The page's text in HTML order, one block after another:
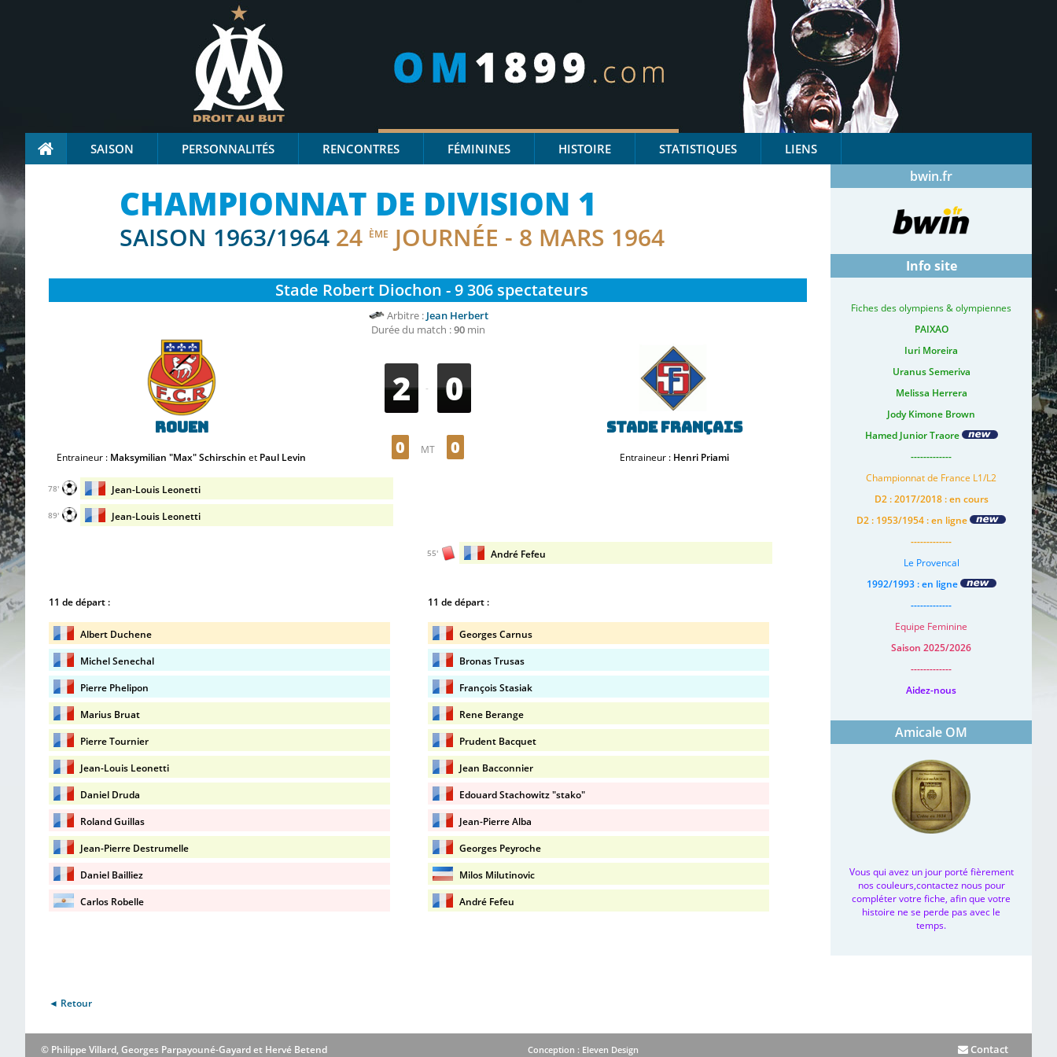
SAISON PERSONNALITÉS RENCONTRES FÉMININES HISTOIRE STATISTIQUES LIENS
CHAMPIONNAT DE DIVISION 1
SAISON 1963/1964 24 ÈME JOURNÉE - 8 MARS 1964
Stade Robert Diochon - 9 306 spectateurs
Arbitre : Jean Herbert
Durée du match :90min
Rouen
Entraineur : Maksymilian "Max" Schirschin et Paul Levin
2 - 0
0 MT 0
Stade Français
Entraineur : Henri Priami
Jean-Louis Leonetti
78'
Jean-Louis Leonetti
89'
André Fefeu
55'
11 de départ :
Albert Duchene
Michel Senechal
Pierre Phelipon
Marius Bruat
Pierre Tournier
Jean-Louis Leonetti
Daniel Druda
Roland Guillas
Jean-Pierre Destrumelle
Daniel Bailliez
Carlos Robelle
11 de départ :
Georges Carnus
Bronas Trusas
François Stasiak
Rene Berange
Prudent Bacquet
Jean Bacconnier
Edouard Stachowitz "stako"
Jean-Pierre Alba
Georges Peyroche
Milos Milutinovic
André Fefeu
◄ Retour
bwin.fr
Info site
Fiches des olympiens & olympiennes
PAIXAO
Iuri Moreira
Uranus Semeriva
Melissa Herrera
Jody Kimone Brown
Hamed Junior Traore
-------------
Championnat de France L1/L2
D2 : 2017/2018 : en cours
D2 : 1953/1954 : en ligne
-------------
Le Provencal
1992/1993 : en ligne
-------------
Equipe Feminine
Saison 2025/2026
-------------
Aidez-nous
Amicale OM
Vous qui avez un jour porté fièrement
nos couleurs,contactez nous pour
compléter votre fiche, afin que votre
histoire ne se perde pas avec le
temps.
© Philippe Villard, Georges Parpayouné-Gayard et Hervé Betend Conception : Eleven Design Contact